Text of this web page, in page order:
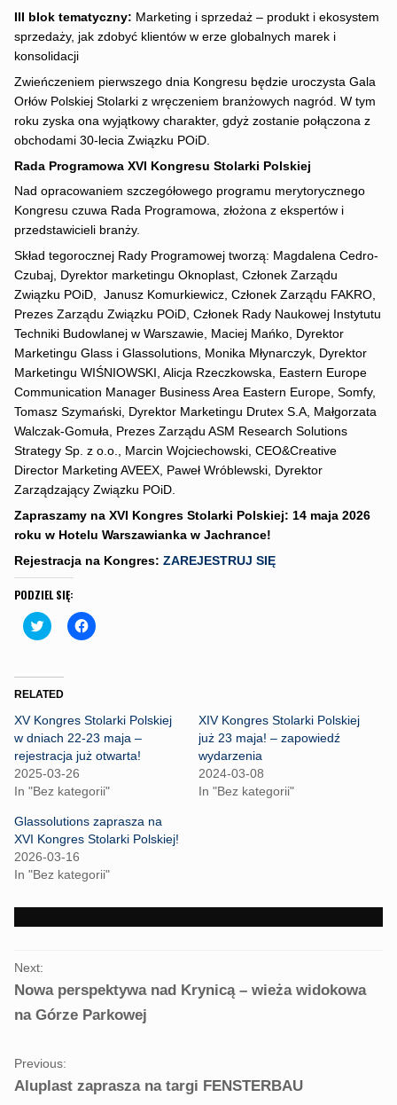
III blok tematyczny: Marketing i sprzedaż – produkt i ekosystem
sprzedaży, jak zdobyć klientów w erze globalnych marek i
konsolidacji
Zwieńczeniem pierwszego dnia Kongresu będzie uroczysta Gala
Orłów Polskiej Stolarki z wręczeniem branżowych nagród. W tym
roku zyska ona wyjątkowy charakter, gdyż zostanie połączona z
obchodami 30-lecia Związku POiD.
Rada Programowa XVI Kongresu Stolarki Polskiej
Nad opracowaniem szczegółowego programu merytorycznego
Kongresu czuwa Rada Programowa, złożona z ekspertów i
przedstawicieli branży.
Skład tegorocznej Rady Programowej tworzą: Magdalena Cedro-
Czubaj, Dyrektor marketingu Oknoplast, Członek Zarządu
Związku POiD, Janusz Komurkiewicz, Członek Zarządu FAKRO,
Prezes Zarządu Związku POiD, Członek Rady Naukowej Instytutu
Techniki Budowlanej w Warszawie, Maciej Mańko, Dyrektor
Marketingu Glass i Glassolutions, Monika Młynarczyk, Dyrektor
Marketingu WIŚNIOWSKI, Alicja Rzeczkowska, Eastern Europe
Communication Manager Business Area Eastern Europe, Somfy,
Tomasz Szymański, Dyrektor Marketingu Drutex S.A, Małgorzata
Walczak-Gomuła, Prezes Zarządu ASM Research Solutions
Strategy Sp. z o.o., Marcin Wojciechowski, CEO&Creative
Director Marketing AVEEX, Paweł Wróblewski, Dyrektor
Zarządzający Związku POiD.
Zapraszamy na XVI Kongres Stolarki Polskiej: 14 maja 2026
roku w Hotelu Warszawianka w Jachrance!
Rejestracja na Kongres: ZAREJESTRUJ SIĘ
PODZIEL SIĘ:
C
l
t
o
h
a
r
o
n
w
t
t
e
r
(
O
n
w
n
)
C
l
h
a
r
e
o
a
e
b
o
(
e
w
w
i
RELATED
XV Kongres Stolarki Polskiej
w dniach 22-23 maja –
rejestracja już otwarta!
2025-03-26
In "Bez kategorii"
XIV Kongres Stolarki Polskiej
już 23 maja! – zapowiedź
wydarzenia
2024-03-08
In "Bez kategorii"
Glassolutions zaprasza na
XVI Kongres Stolarki Polskiej!
2026-03-16
In "Bez kategorii"
PORTFOLIO
NAVIGATION
Previous:
Aluplast zaprasza na targi FENSTERBAU
Next:
Nowa perspektywa nad Krynicą – wieża widokowa
na Górze Parkowej